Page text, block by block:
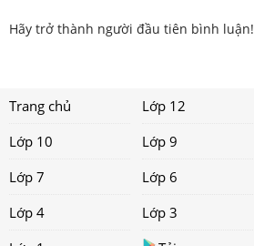
Hãy trở thành người đầu tiên bình luận!
Trang chủ Lớp 12
Lớp 10
Lớp 9
Lớp 7
Lớp 6
Lớp 4
Lớp 3